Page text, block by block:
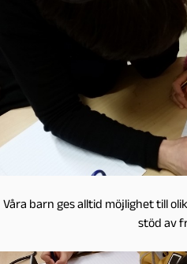
Våra barn ges alltid möjlighet till
stöd av